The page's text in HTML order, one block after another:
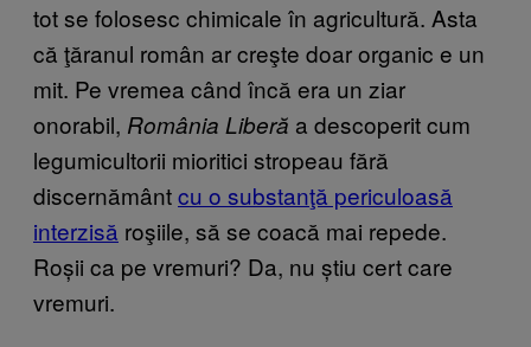
tot se folosesc chimicale în agricultură. Asta
că ţăranul român ar creşte doar organic e un
mit. Pe vremea când încă era un ziar
onorabil, România Liberă a descoperit cum
legumicultorii mioritici stropeau fără
discernământcu o substanţă periculoasă
interzisă roşiile, să se coacă mai repede.
Roșii ca pe vremuri? Da, nu știu cert care
vremuri.